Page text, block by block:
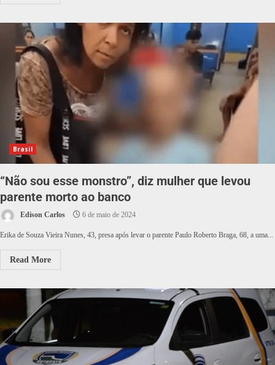
Brasil
“Não sou esse monstro”, diz mulher que levou
parente morto ao banco
Edison Carlos 6 de maio de 2024
Erika de Souza Vieira Nunes, 43, presa após levar o parente Paulo Roberto Braga, 68, a uma...
Read More